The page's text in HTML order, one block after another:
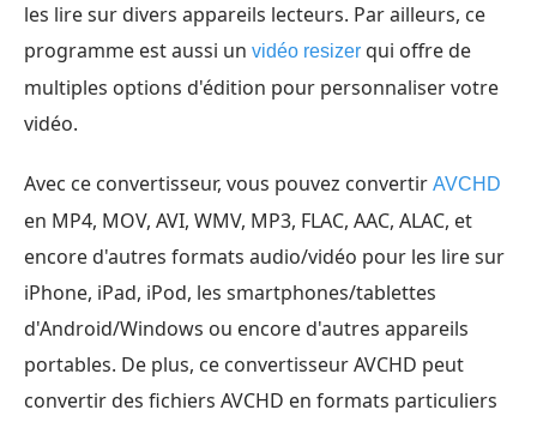
les lire sur divers appareils lecteurs. Par ailleurs, ce
programme est aussi un vidéo resizer qui offre de
multiples options d'édition pour personnaliser votre
vidéo.
Avec ce convertisseur, vous pouvez convertir AVCHD
en MP4, MOV, AVI, WMV, MP3, FLAC, AAC, ALAC, et
encore d'autres formats audio/vidéo pour les lire sur
iPhone, iPad, iPod, les smartphones/tablettes
d'Android/Windows ou encore d'autres appareils
portables. De plus, ce convertisseur AVCHD peut
convertir des fichiers AVCHD en formats particuliers